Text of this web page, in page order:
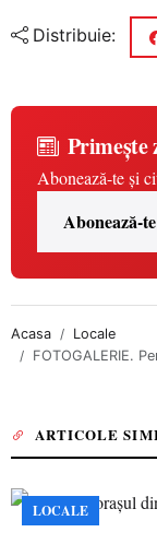
Distribuie:
Abonează-te și
Abonează-te
Acasa
Locale
FOTOGALERIE.
ARTICOLE
LOCALE